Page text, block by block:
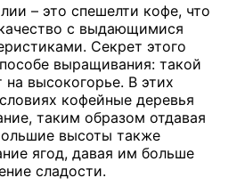
– это спешелти кофе, что
с выдающимися
Секрет этого
выращивания: такой
высокогорье. В этих
кофейные деревья
таким образом отдавая
высоты также
ягод, давая им больше
сладости.